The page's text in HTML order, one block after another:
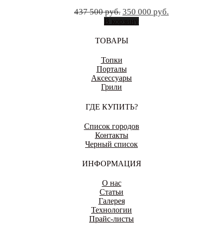
437 500руб. Первоначальная
цена
составляла
437
500 руб..
350 000 руб.
цена:
В корзину
ТОВАРЫ
Топки
Порталы
Аксессуары
Грили
ГДЕ КУПИТЬ?
Список городов
Контакты
Черный список
ИНФОРМАЦИЯ
О нас
Статьи
Галерея
Технологии
Прайс-листы